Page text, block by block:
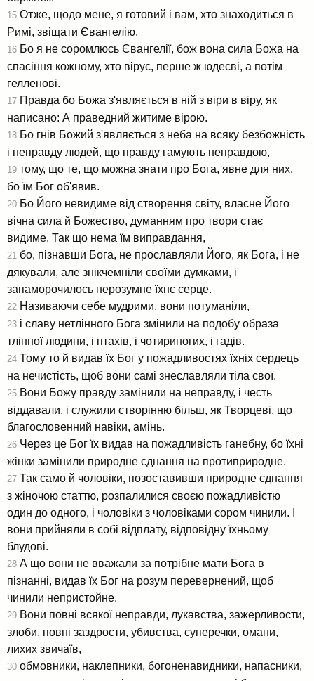
15 Отже, щодо мене, я готовий і вам, хто знаходиться в
Римі, звіщати Євангелію.
16 Бо я не соромлюсь Євангелії, бож вона сила Божа на
спасіння кожному, хто вірує, перше ж юдеєві, а потім
гелленові.
17 Правда бо Божа з'являється в ній з віри в віру, як
написано: А праведний житиме вірою.
18 Бо гнів Божий з'являється з неба на всяку безбожність
і неправду людей, що правду гамують неправдою,
19 тому, що те, що можна знати про Бога, явне для них,
бо їм Бог об'явив.
20 Бо Його невидиме від створення світу, власне Його
вічна сила й Божество, думанням про твори стає
видиме. Так що нема їм виправдання,
21 бо, пізнавши Бога, не прославляли Його, як Бога, і не
дякували, але знікчемніли своїми думками, і
запаморочилось нерозумне їхнє серце.
22 Називаючи себе мудрими, вони потуманіли,
23 і славу нетлінного Бога змінили на подобу образа
тлінної людини, і птахів, і чотириногих, і гадів.
24 Тому то й видав їх Бог у пожадливостях їхніх сердець
на нечистість, щоб вони самі знеславляли тіла свої.
25 Вони Божу правду замінили на неправду, і честь
віддавали, і служили створінню більш, як Творцеві, що
благословенний навіки, амінь.
26 Через це Бог їх видав на пожадливість ганебну, бо їхні
жінки замінили природне єднання на протиприродне.
27 Так само й чоловіки, позоставивши природне єднання
з жіночою статтю, розпалилися своєю пожадливістю
один до одного, і чоловіки з чоловіками сором чинили. І
вони прийняли в собі відплату, відповідну їхньому
блудові.
28 А що вони не вважали за потрібне мати Бога в
пізнанні, видав їх Бог на розум перевернений, щоб
чинили непристойне.
29 Вони повні всякої неправди, лукавства, зажерливости,
злоби, повні заздрости, убивства, суперечки, омани,
лихих звичаїв,
30 обмовники, наклепники, богоненавидники, напасники,